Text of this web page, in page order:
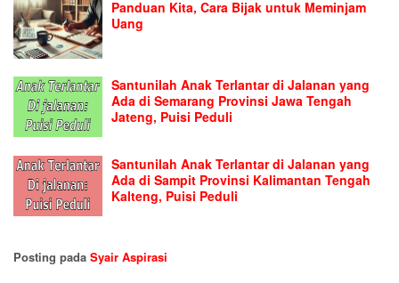
Panduan Kita, Cara Bijak untuk Meminjam
Uang
Santunilah Anak Terlantar di Jalanan yang
Ada di Semarang Provinsi Jawa Tengah
Jateng, Puisi Peduli
Santunilah Anak Terlantar di Jalanan yang
Ada di Sampit Provinsi Kalimantan Tengah
Kalteng, Puisi Peduli
Posting pada Syair Aspirasi